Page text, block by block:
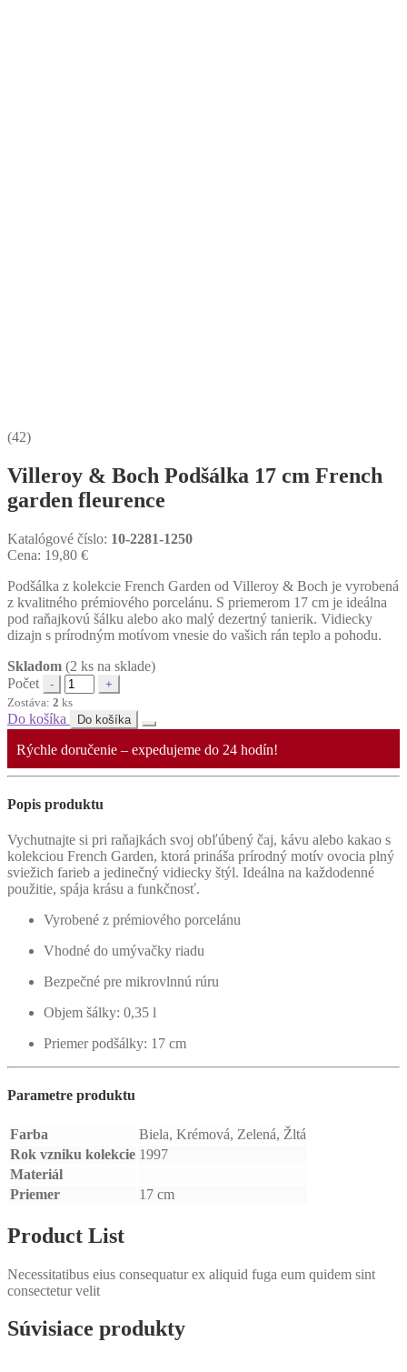
(42)
Villeroy & Boch Podšálka 17 cm French
garden fleurence
Katalógové číslo: 10-2281-1250
Cena: 19,80 €
Podšálka z kolekcie French Garden od Villeroy & Boch je vyrobená
z kvalitného prémiového porcelánu. S priemerom 17 cm je ideálna
pod raňajkovú šálku alebo ako malý dezertný tanierik. Vidiecky
dizajn s prírodným motívom vnesie do vašich rán teplo a pohodu.
Skladom (2 ks na sklade)
Počet
Zostáva: 2 ks
Do košíka Do košíka
Rýchle doručenie – expedujeme do 24 hodín!
Popis produktu
Vychutnajte si pri raňajkách svoj obľúbený čaj, kávu alebo kakao s
kolekciou French Garden, ktorá prináša prírodný motív ovocia plný
sviežich farieb a jedinečný vidiecky štýl. Ideálna na každodenné
použitie, spája krásu a funkčnosť.
Vyrobené z prémiového porcelánu
Vhodné do umývačky riadu
Bezpečné pre mikrovlnnú rúru
Objem šálky: 0,35 l
Priemer podšálky: 17 cm
Parametre produktu
Farba
Biela, Krémová, Zelená, Žltá
Rok vzniku kolekcie 1997
Materiál
Priemer
17 cm
Product List
Necessitatibus eius consequatur ex aliquid fuga eum quidem sint
consectetur velit
Súvisiace produkty